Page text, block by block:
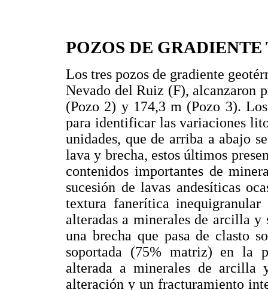
POZOS DE
Los tres pozos de gradiente
Nevado del Ruiz (F), alcanzaron
(Pozo 2) y 174,3 m (Pozo 3).
para identificar las variaciones
unidades, que de arriba a abajo
lava y brecha, estos últimos
contenidos importantes de
sucesión de lavas andesíticas
textura fanerítica
alteradas a minerales de arcilla
una brecha que pasa de clasto
soportada (75% matriz) en la
alterada a minerales de
alteración y un fracturamiento